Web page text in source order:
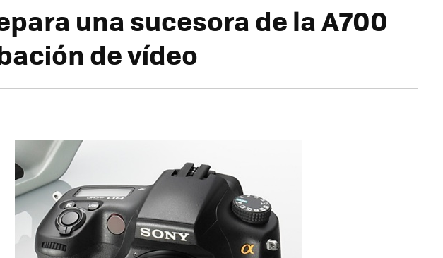
una sucesora de la A700
de vídeo